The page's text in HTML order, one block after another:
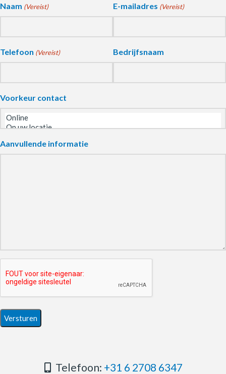
Naam (Vereist) E-mailadres (Vereist)
Telefoon (Vereist) Bedrijfsnaam
Voorkeur contact
Aanvullende informatie
Telefoon: +31 6 2708 6347